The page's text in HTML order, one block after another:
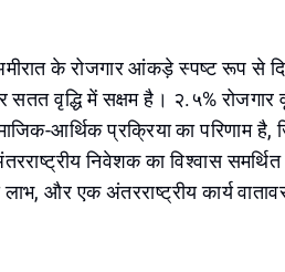
के रोजगार आंकड़े स्पष्ट रूप से
वृद्धि में सक्षम है। २.५%
आर्थिक प्रक्रिया का परिणाम है,
निवेशक का विश्वास
लाभ, और एक अंतरराष्ट्रीय कार्य